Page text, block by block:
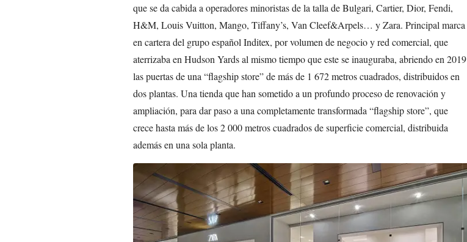
que se da cabida a operadores minoristas de la talla de Bulgari, Cartier, Dior, Fendi,
H&M, Louis Vuitton, Mango, Tiffany’s, Van Cleef&Arpels… y Zara. Principal marca
en cartera del grupo español Inditex, por volumen de negocio y red comercial, que
aterrizaba en Hudson Yards al mismo tiempo que este se inauguraba, abriendo en 2019
las puertas de una “flagship store” de más de 1 672 metros cuadrados, distribuidos en
dos plantas. Una tienda que han sometido a un profundo proceso de renovación y
ampliación, para dar paso a una completamente transformada “flagship store”, que
crece hasta más de los 2 000 metros cuadrados de superficie comercial, distribuida
además en una sola planta.